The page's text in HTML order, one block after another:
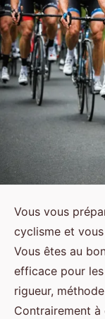
Vous vous
cyclisme et
Vous êtes au
efficace pour les
rigueur,
Contrairement à